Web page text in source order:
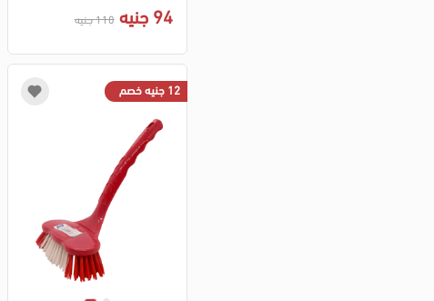
94 جنيه 110 جنيه
12 جنيه خصم